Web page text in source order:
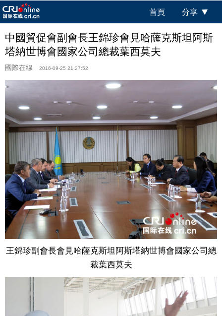
首頁 分享
中國貿促會副會長王錦珍會見哈薩克斯坦阿斯
塔納世博會國家公司總裁葉西莫夫
國際在線 2016-09-25 21:27:52
王錦珍副會長會見哈薩克斯坦阿斯塔納世博會國家公司總
裁葉西莫夫